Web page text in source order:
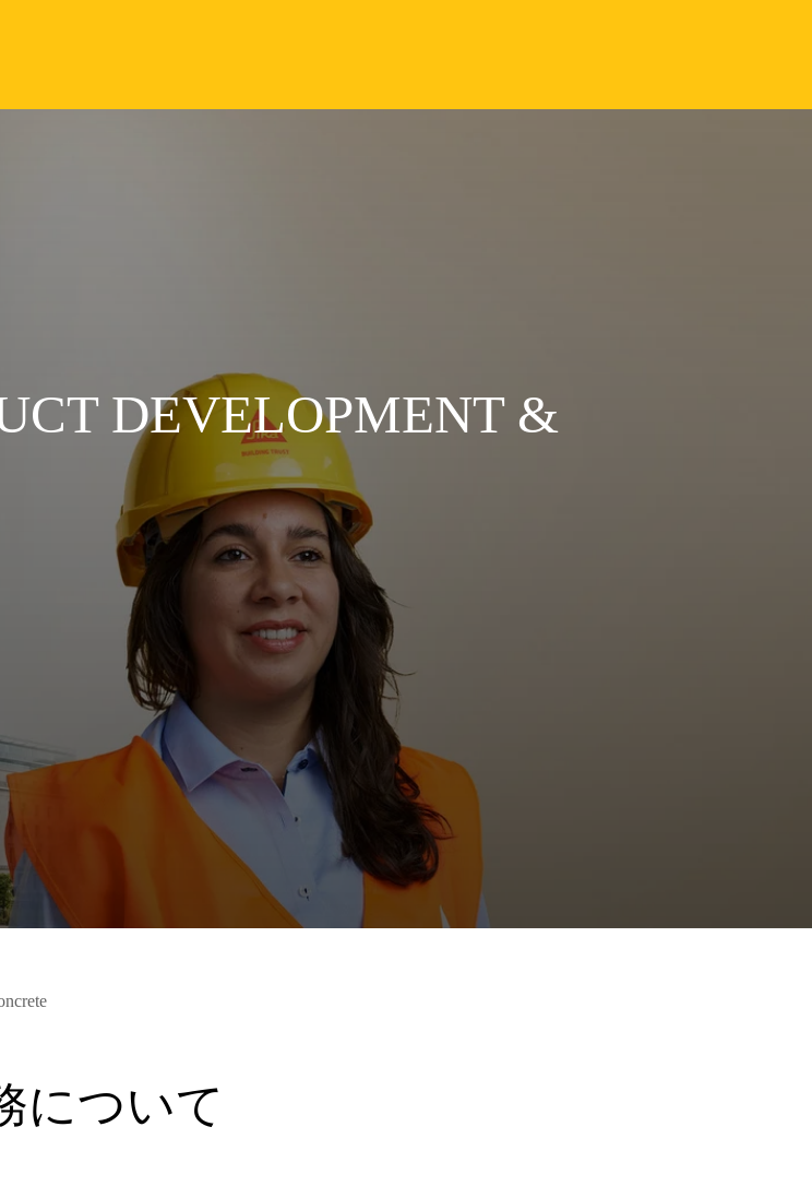
DEVELOPMENT &
について